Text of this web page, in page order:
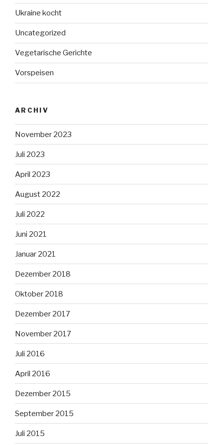
Ukraine kocht
Uncategorized
Vegetarische Gerichte
Vorspeisen
ARCHIV
November 2023
Juli 2023
April 2023
August 2022
Juli 2022
Juni 2021
Januar 2021
Dezember 2018
Oktober 2018
Dezember 2017
November 2017
Juli 2016
April 2016
Dezember 2015
September 2015
Juli 2015